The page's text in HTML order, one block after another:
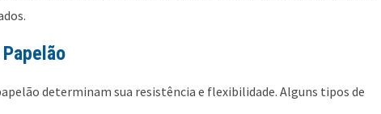
determinam sua resistência e flexibilidade. Alguns tipos de